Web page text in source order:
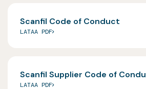
Scanfil Code of Conduct
LATAA PDF
Scanfil Supplier Code of
LATAA PDF